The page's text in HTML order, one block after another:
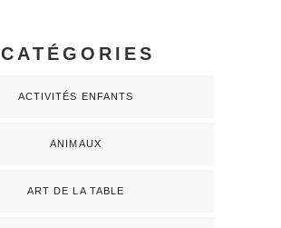
CATÉGORIES
ACTIVITÉS ENFANTS
ANIMAUX
ART DE LA TABLE